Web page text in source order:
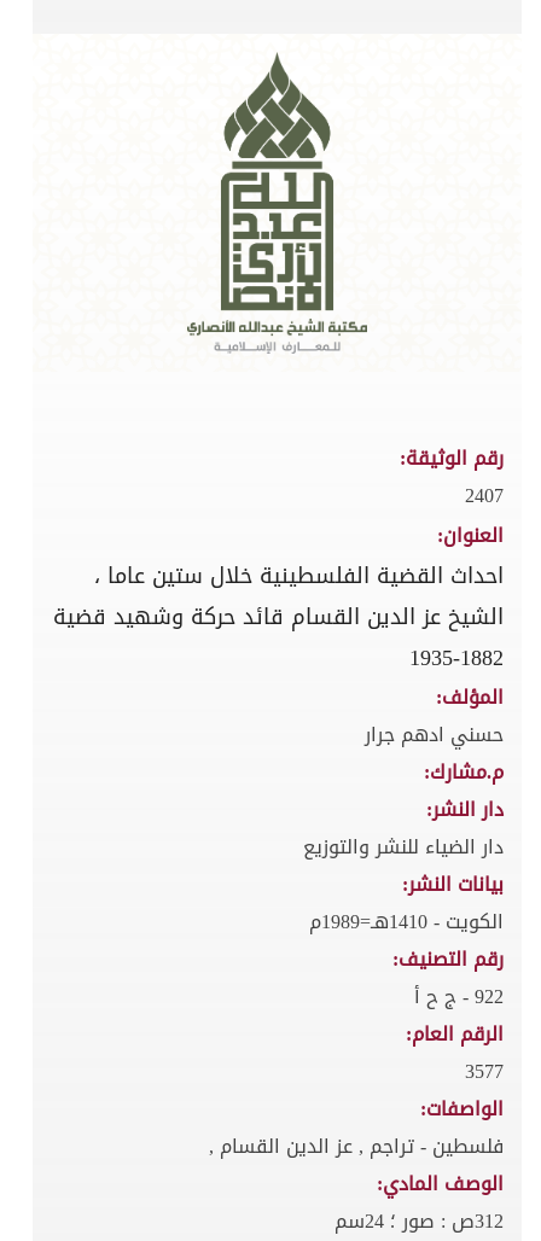
رقم الوثيقة:
2407
العنوان:
احداث القضية الفلسطينية خلال ستين عاما ،
الشيخ عز الدين القسام قائد حركة وشهيد قضية
1882-1935
المؤلف:
حسني ادهم جرار
م.مشارك:
دار النشر:
دار الضياء للنشر والتوزيع
بيانات النشر:
الكويت - 1410هـ=1989م
رقم التصنيف:
922 - ج ح أ
الرقم العام:
3577
الواصفات:
فلسطين - تراجم , عز الدين القسام ,
الوصف المادي:
312ص : صور ؛ 24سم